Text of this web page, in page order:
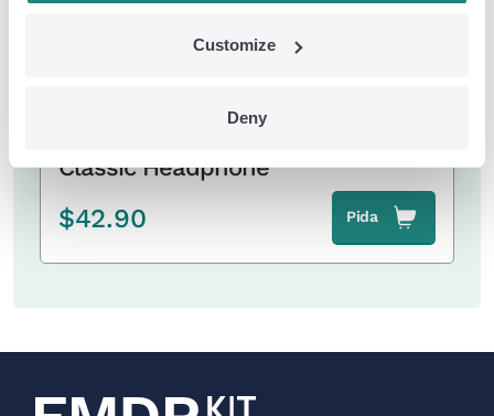
Customize
Deny
Classic Headphone
$42.90 Pida